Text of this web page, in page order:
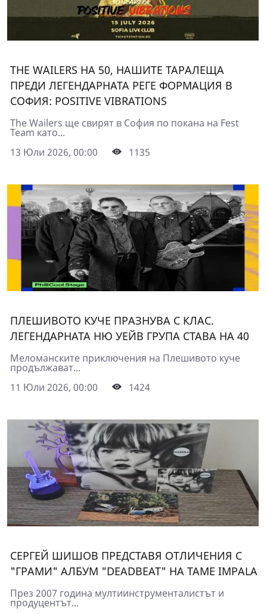
THE WAILERS НА 50, НАШИТЕ ТАРАЛЕЩА
ПРЕДИ ЛЕГЕНДАРНАТА РЕГЕ ФОРМАЦИЯ В
СОФИЯ: POSITIVE VIBRATIONS
The Wailers ще свирят в София по покана на Fest
Team като...
13 Юли 2026, 00:00
1135
ПЛЕШИВОТО КУЧЕ ПРАЗНУВА С КЛАС.
ЛЕГЕНДАРНАТА НЮ УЕЙВ ГРУПА СТАВА НА 40
Меломанските приключения на Плешивото куче
продължават...
11 Юли 2026, 00:00
1424
СЕРГЕЙ ШИШОВ ПРЕДСТАВЯ ОТЛИЧЕНИЯ С
"ГРАМИ" АЛБУМ "DEADBEAT" НА TAME IMPALA
През 2007 година мултиинструменталистът и
продуцентът...